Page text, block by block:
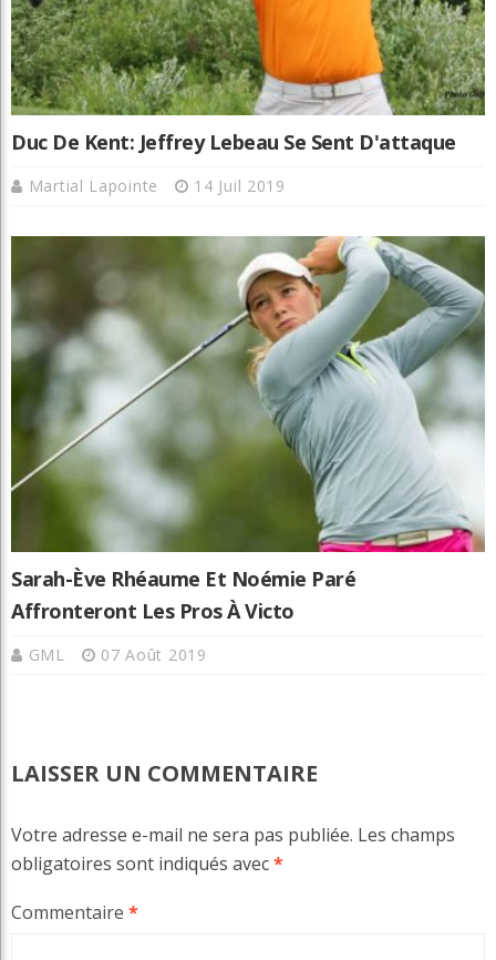
Duc De Kent: Jeffrey Lebeau Se Sent D'attaque
Martial Lapointe 14 Juil 2019
Sarah-Ève Rhéaume Et Noémie Paré
Affronteront Les Pros À Victo
GML 07 Août 2019
LAISSER UN COMMENTAIRE
Votre adresse e-mail ne sera pas publiée. Les champs
obligatoires sont indiqués avec*
Commentaire *